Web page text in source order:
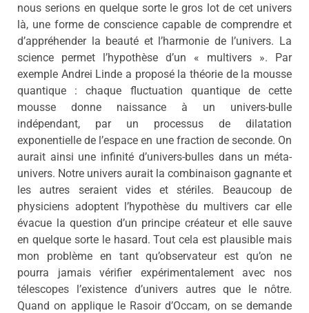
nous serions en quelque sorte le gros lot de cet univers
là, une forme de conscience capable de comprendre et
d’appréhender la beauté et l’harmonie de l’univers. La
science permet l’hypothèse d’un « multivers ». Par
exemple Andrei Linde a proposé la théorie de la mousse
quantique : chaque fluctuation quantique de cette
mousse donne naissance à un univers-bulle
indépendant, par un processus de dilatation
exponentielle de l’espace en une fraction de seconde. On
aurait ainsi une infinité d’univers-bulles dans un méta-
univers. Notre univers aurait la combinaison gagnante et
les autres seraient vides et stériles. Beaucoup de
physiciens adoptent l’hypothèse du multivers car elle
évacue la question d’un principe créateur et elle sauve
en quelque sorte le hasard. Tout cela est plausible mais
mon problème en tant qu’observateur est qu’on ne
pourra jamais vérifier expérimentalement avec nos
télescopes l’existence d’univers autres que le nôtre.
Quand on applique le Rasoir d’Occam, on se demande